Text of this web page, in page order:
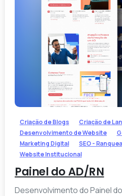
Criação de Blogs
Criação de
Desenvolvimento de Website
Marketing Digital
SEO -
Website Institucional
Painel do AD/RN
Desenvolvimento do Painel